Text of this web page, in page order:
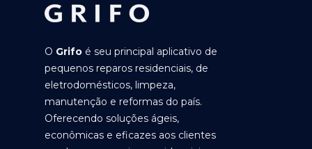
O Grifo é seu principal aplicativo de
pequenos reparos residenciais, de
eletrodomésticos, limpeza,
manutenção e reformas do país.
Oferecendo soluções ágeis,
econômicas e eficazes aos clientes